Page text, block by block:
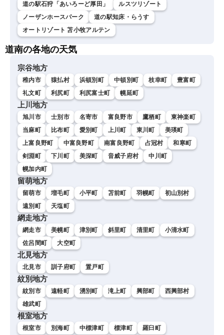
道の駅石狩「あいろーど厚田」
ルスツリゾート
ノーザンホースパーク
道の駅知床・らうす
オートリゾート 苫小牧アルテン
道南の各地の天気
宗谷地方
稚内市 猿払村 浜頓別町 中頓別町 枝幸町
豊富町
礼文町
利尻町 利尻富士町 幌延町
上川地方
旭川市 士別市 名寄市 富良野市 鷹栖町
東神楽町
当麻町
比布町 愛別町 上川町 東川町
美瑛町
上富良野町
中富良野町 南富良野町 占冠村
和寒町
剣淵町
下川町 美深町 音威子府村
中川町
幌加内町
留萌地方
留萌市 増毛町 小平町 苫前町 羽幌町
初山別村
遠別町
天塩町
網走地方
網走市 美幌町 津別町 斜里町 清里町
小清水町
佐呂間町
大空町
北見地方
北見市 訓子府町 置戸町
紋別地方
紋別市 遠軽町 湧別町 滝上町 興部町
西興部村
雄武町
根室地方
根室市 別海町 中標津町 標津町 羅臼町